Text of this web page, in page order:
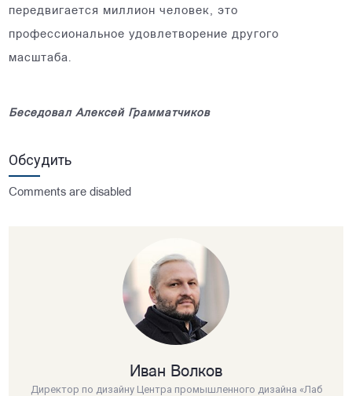
передвигается миллион человек, это
профессиональное удовлетворение другого
масштаба.
Беседовал Алексей Грамматчиков
Обсудить
Comments are disabled
Иван Волков
Директор по дизайну Центра промышленного дизайна «Лаб